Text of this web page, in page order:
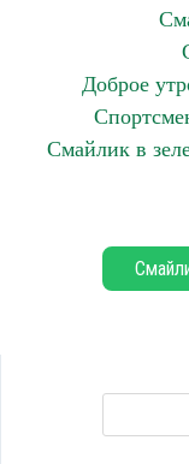
Доброе
Смайлик в